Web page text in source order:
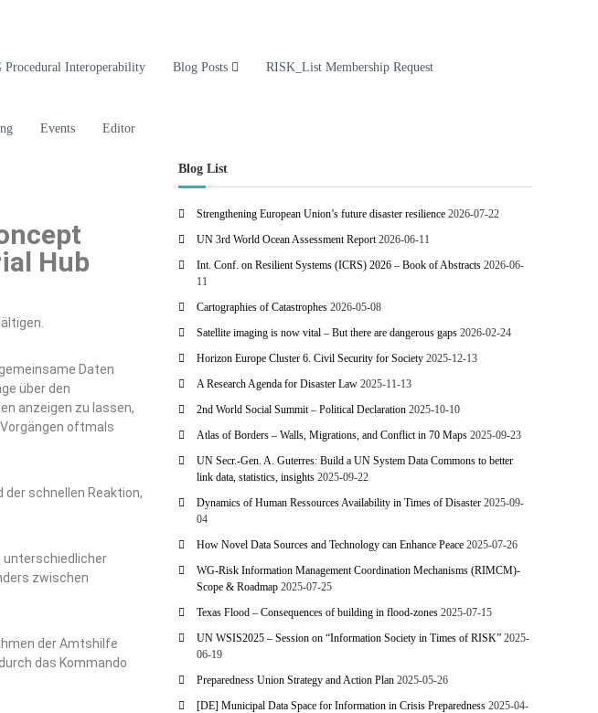
Procedural Interoperability Blog Posts RISK_List Membership Request
Events Editor
Hub
Daten
über den
anzeigen zu lassen,
oftmals
schnellen Reaktion,
unterschiedlicher
zwischen
der Amtshilfe
das Kommando
Blog List
Strengthening European Union’s future disaster resilience 2026-07-22
UN 3rd World Ocean Assessment Report 2026-06-11
Int. Conf. on Resilient Systems (ICRS) 2026 – Book of Abstracts 2026-06-
11
Cartographies of Catastrophes 2026-05-08
Satellite imaging is now vital – But there are dangerous gaps 2026-02-24
Horizon Europe Cluster 6. Civil Security for Society 2025-12-13
A Research Agenda for Disaster Law 2025-11-13
2nd World Social Summit – Political Declaration 2025-10-10
Atlas of Borders – Walls, Migrations, and Conflict in 70 Maps 2025-09-23
UN Secr.-Gen. A. Guterres: Build a UN System Data Commons to better
link data, statistics, insights 2025-09-22
Dynamics of Human Ressources Availability in Times of Disaster 2025-09-
04
How Novel Data Sources and Technology can Enhance Peace 2025-07-26
WG-Risk Information Management Coordination Mechanisms (RIMCM)-
Scope & Roadmap 2025-07-25
Texas Flood – Consequences of building in flood-zones 2025-07-15
UN WSIS2025 – Session on “Information Society in Times of RISK” 2025-
06-19
Preparedness Union Strategy and Action Plan 2025-05-26
[DE] Municipal Data Space for Information in Crisis Preparedness 2025-04-